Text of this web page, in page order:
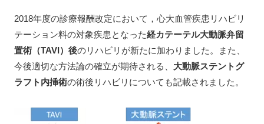
2018年度の診療報酬改定において，心大血管疾患リハビリ
テーション料の対象疾患となった経カテーテル大動脈弁留
置術（TAVI）後のリハビリが新たに加わりました。また、
今後適切な方法論の確立が期待される、 大動脈ステントグ
ラフト内挿術の術後リハビリについても記載されました。